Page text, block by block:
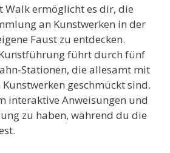
Walk ermöglicht es dir, die
an Kunstwerken in der
Faust zu entdecken.
führt durch fünf
Stationen, die allesamt mit
geschmückt sind.
interaktive Anweisungen und
zu haben, während du die